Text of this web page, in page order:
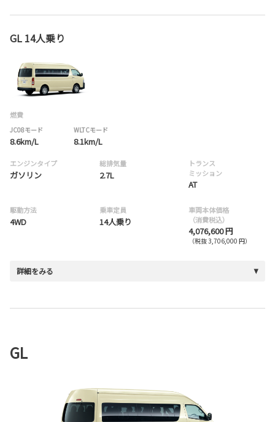
GL 14人乗り
燃費
JC08モード
8.6km/L
WLTCモード
8.1km/L
エンジンタイプ
ガソリン
総排気量
2.7L
トランス
ミッション
AT
駆動方法
4WD
乗車定員
14人乗り
車両本体価格
（消費税込）
4,076,600 円
（税抜 3,706,000 円）
詳細をみる
GL